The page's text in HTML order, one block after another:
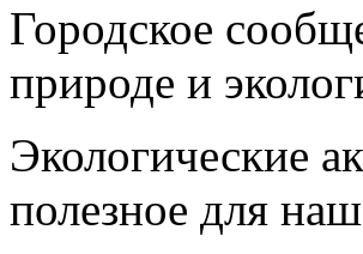
Городское
природе и
Экологические
полезное для